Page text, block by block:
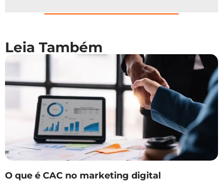
O que é CAC no marketing digital
Leia Também